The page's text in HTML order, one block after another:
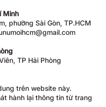
Minh
phường Sài Gòn, TP.HCM
TP Hải Phòng
trên website này.
hành lại thông tin từ trang